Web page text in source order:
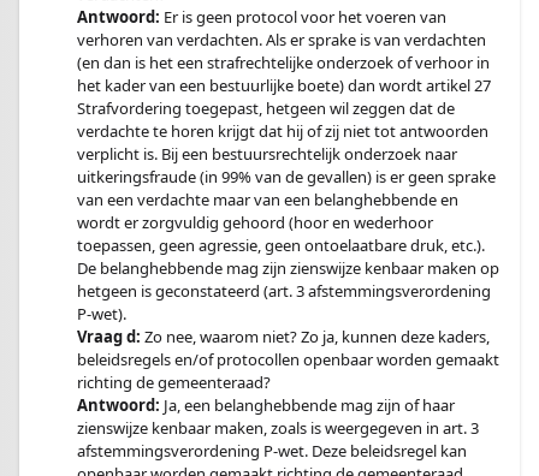
Antwoord: Er is geen protocol voor het voeren van
verhoren van verdachten. Als er sprake is van verdachten
(en dan is het een strafrechtelijke onderzoek of verhoor in
het kader van een bestuurlijke boete) dan wordt artikel 27
Strafvordering toegepast, hetgeen wil zeggen dat de
verdachte te horen krijgt dat hij of zij niet tot antwoorden
verplicht is. Bij een bestuursrechtelijk onderzoek naar
uitkeringsfraude (in 99% van de gevallen) is er geen sprake
van een verdachte maar van een belanghebbende en
wordt er zorgvuldig gehoord (hoor en wederhoor
toepassen, geen agressie, geen ontoelaatbare druk, etc.).
De belanghebbende mag zijn zienswijze kenbaar maken op
hetgeen is geconstateerd (art. 3 afstemmingsverordening
P-wet).
Vraag d: Zo nee, waarom niet? Zo ja, kunnen deze kaders,
beleidsregels en/of protocollen openbaar worden gemaakt
richting de gemeenteraad?
Antwoord: Ja, een belanghebbende mag zijn of haar
zienswijze kenbaar maken, zoals is weergegeven in art. 3
afstemmingsverordening P-wet. Deze beleidsregel kan